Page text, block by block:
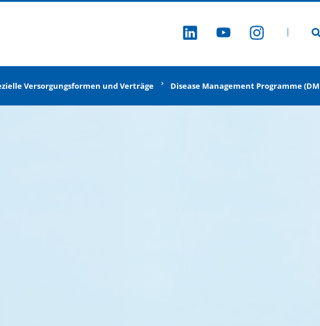
ZU LINKEDIN
ZU YOUTUBE
ZU
Versorgungsformen und Verträge Disease Management Programme